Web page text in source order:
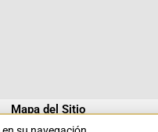
Mapa del Sitio